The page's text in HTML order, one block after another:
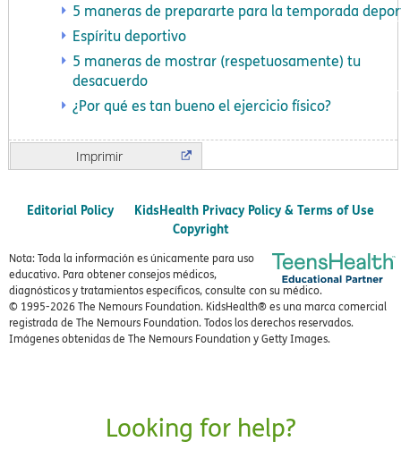
5 maneras de prepararte para la temporada
Espíritu deportivo
5 maneras de mostrar (respetuosamente) tu
desacuerdo
¿Por qué es tan bueno el ejercicio físico?
Imprimir
Editorial Policy
KidsHealth Privacy Policy & Terms of Use
Copyright
Nota: Toda la información es únicamente para uso
educativo. Para obtener consejos médicos,
diagnósticos y tratamientos específicos, consulte con su médico.
© 1995-2026 The Nemours Foundation. KidsHealth® es una marca comercial
registrada de The Nemours Foundation. Todos los derechos reservados.
Imágenes obtenidas de The Nemours Foundation y Getty Images.
Looking for help?